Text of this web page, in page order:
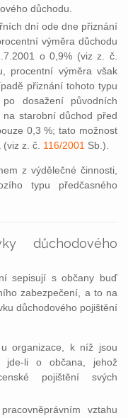
důchodu.
dní ode dne přiznání
výměra důchodu
o 0,9% (viz z. č.
procentní výměra však
přiznání tohoto typu
dosažení původních
starobní důchod před
0,3 %; tato možnost
z. č. 116/2001 Sb.).
z výdělečné činnosti,
typu předčasného
důchodového
sepisují s občany buď
zabezpečení, a to na
důchodového pojištění
organizace, k níž jsou
jde-li o občana, jehož
pojištění svých
vztahu